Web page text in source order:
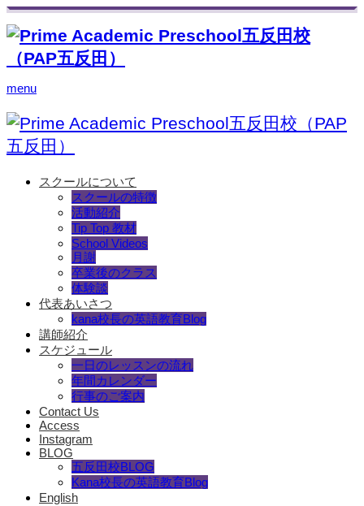
menu
スクールについて
スクールの特徴
活動紹介
Tip Top 教材
School Videos
月謝
卒業後のクラス
体験談
代表あいさつ
kana校長の英語教育Blog
講師紹介
スケジュール
一日のレッスンの流れ
年間カレンダー
行事のご案内
Contact Us
Access
Instagram
BLOG
五反田校BLOG
Kana校長の英語教育Blog
English